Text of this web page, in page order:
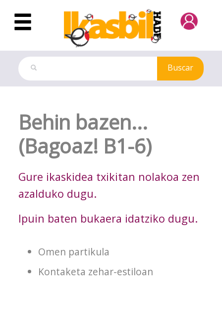
Saltar al contenido principal
Buscar
Behin bazen...
(Bagoaz! B1-6)
Gure ikaskidea txikitan nolakoa zen
azalduko dugu.
Ipuin baten bukaera idatziko dugu.
Omen partikula
Kontaketa zehar-estiloan